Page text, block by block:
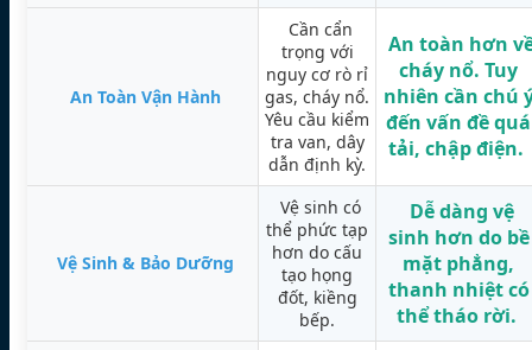
An Toàn Vận Hành
Cần cẩn
trọng với
nguy cơ rò rỉ
gas, cháy nổ.
Yêu cầu kiểm
tra van, dây
dẫn định kỳ.
An toàn hơn
cháy nổ. Tuy
nhiên cần chú
đến vấn đề quá
tải, chập điện.
Vệ Sinh & Bảo Dưỡng
Vệ sinh có
thể phức tạp
hơn do cấu
tạo họng
đốt, kiềng
bếp.
Dễ dàng vệ
sinh hơn do bề
mặt phẳng,
thanh nhiệt có
thể tháo rời.